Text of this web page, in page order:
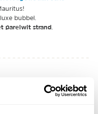
bubbel.
parelwit strand
Zo is er